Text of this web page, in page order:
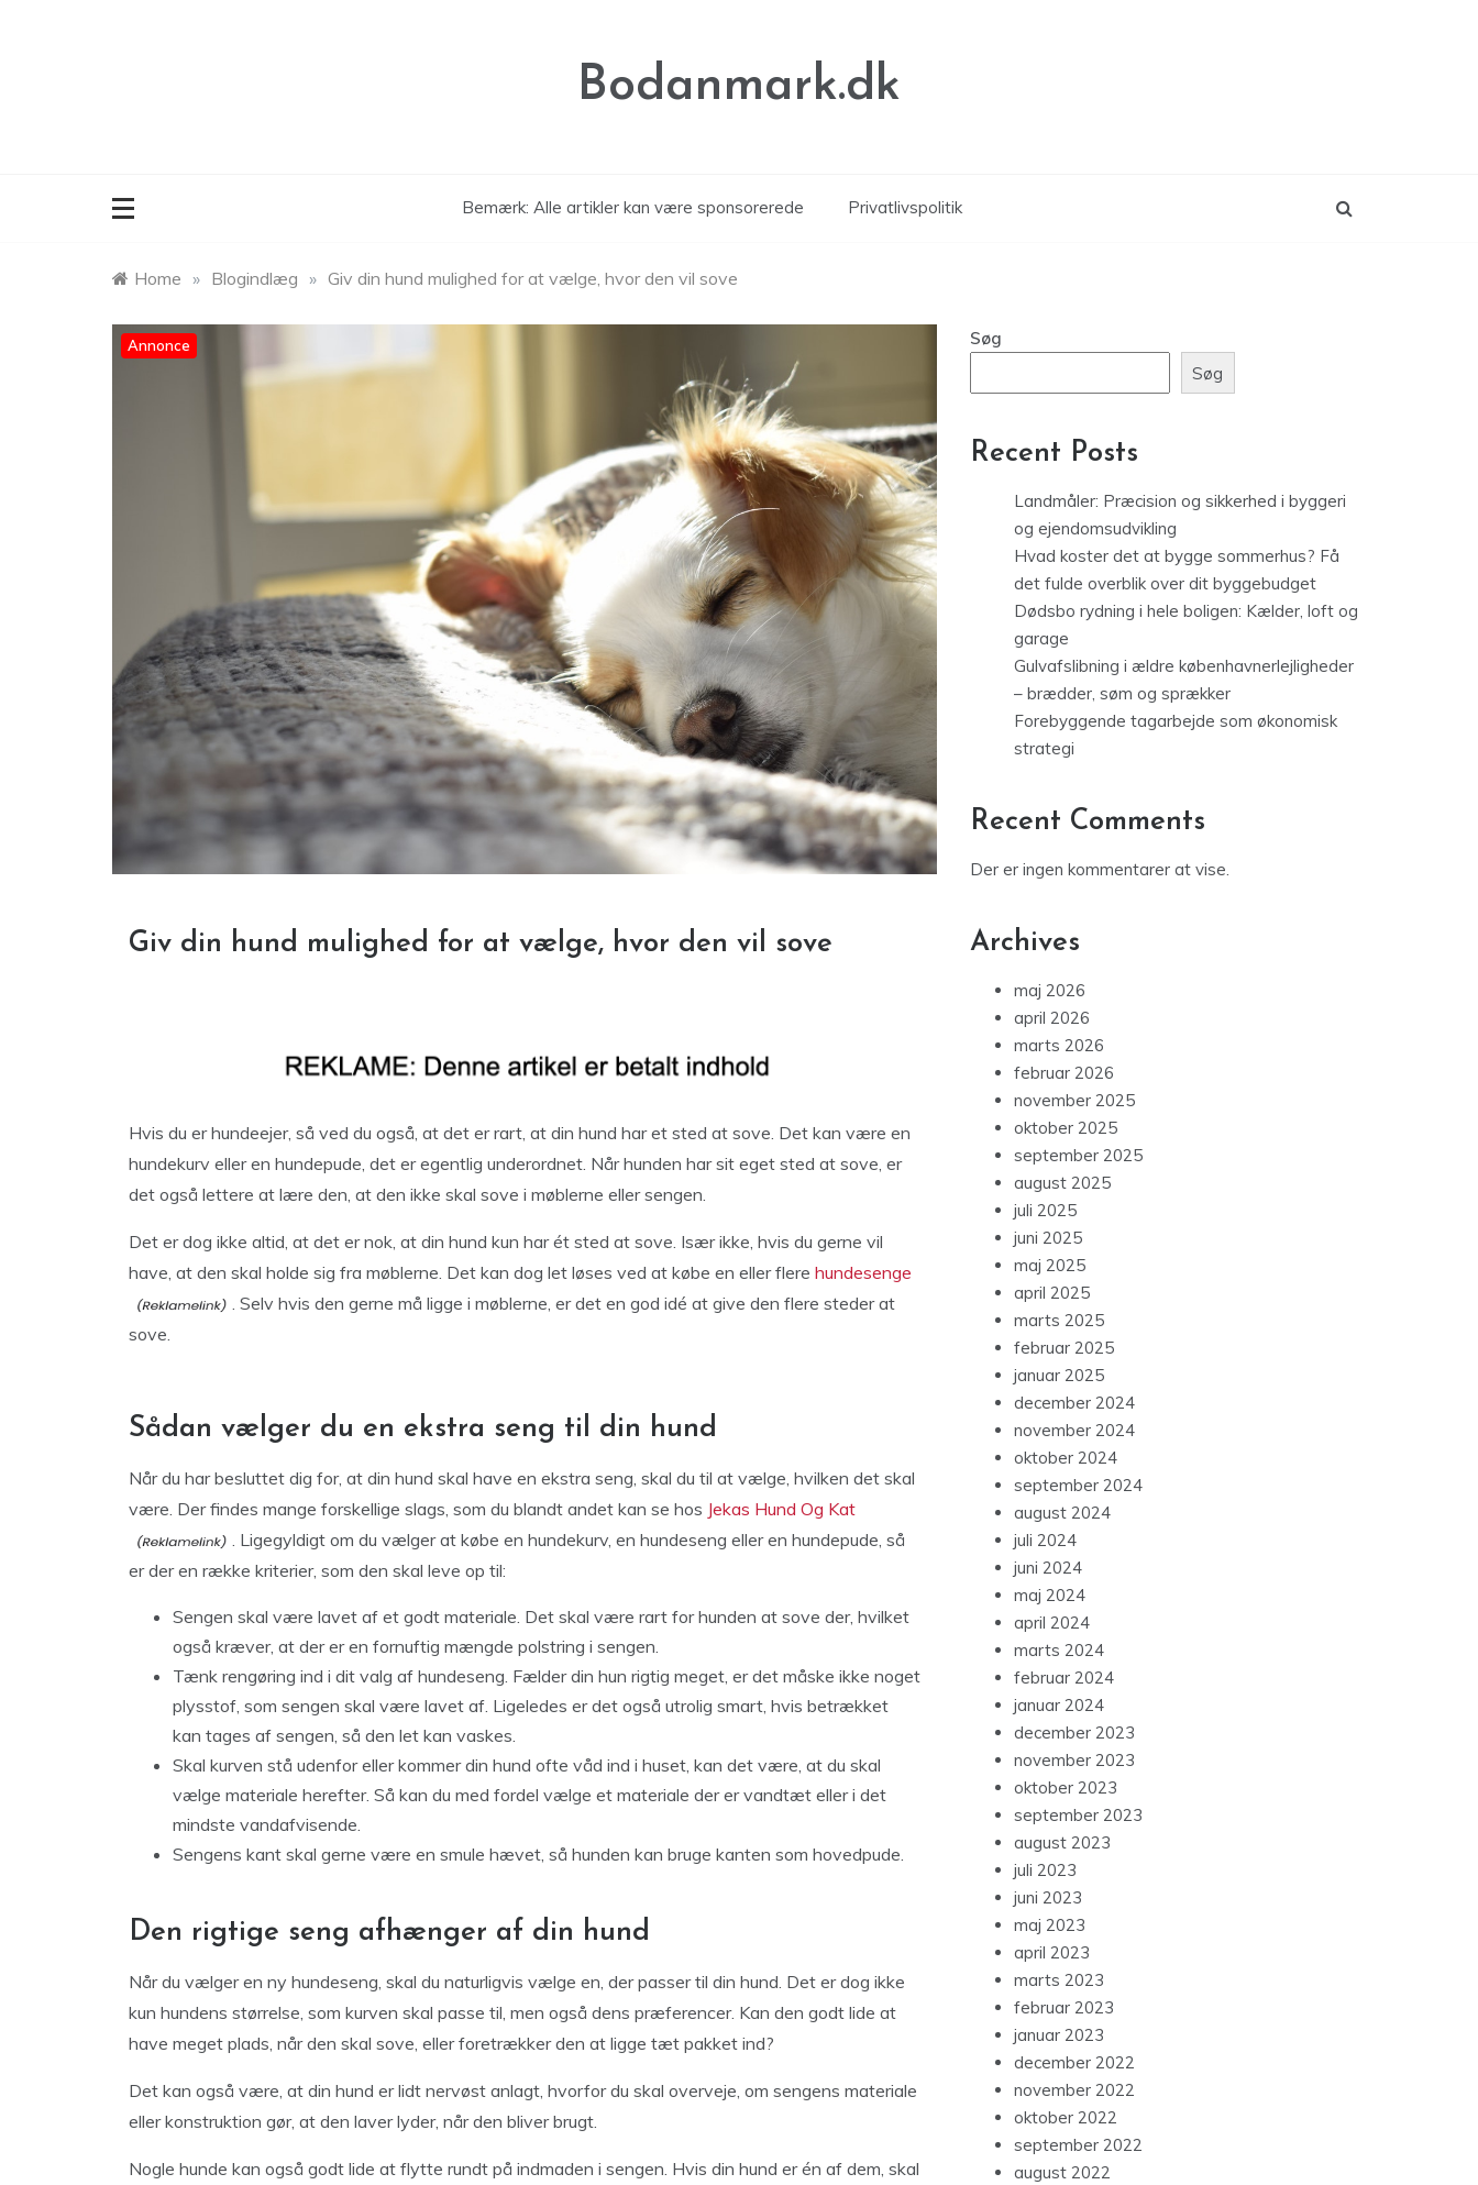
Bodanmark.dk
Bemærk: Alle artikler kan være sponsorerede Privatlivspolitik
Home » Blogindlæg » Giv din hund mulighed for at vælge, hvor den vil sove
Annonce
Giv din hund mulighed for at vælge, hvor den vil sove
Hvis du er hundeejer, så ved du også, at det er rart, at din hund har et sted at sove. Det kan være en
hundekurv eller en hundepude, det er egentlig underordnet. Når hunden har sit eget sted at sove, er
det også lettere at lære den, at den ikke skal sove i møblerne eller sengen.
Det er dog ikke altid, at det er nok, at din hund kun har ét sted at sove. Især ikke, hvis du gerne vil
have, at den skal holde sig fra møblerne. Det kan dog let løses ved at købe en eller flere hundesenge
. Selv hvis den gerne må ligge i møblerne, er det en god idé at give den flere steder at
sove.
Sådan vælger du en ekstra seng til din hund
Når du har besluttet dig for, at din hund skal have en ekstra seng, skal du til at vælge, hvilken det skal
være. Der findes mange forskellige slags, som du blandt andet kan se hos Jekas Hund Og Kat
. Ligegyldigt om du vælger at købe en hundekurv, en hundeseng eller en hundepude, så
er der en række kriterier, som den skal leve op til:
Sengen skal være lavet af et godt materiale. Det skal være rart for hunden at sove der, hvilket
også kræver, at der er en fornuftig mængde polstring i sengen.
Tænk rengøring ind i dit valg af hundeseng. Fælder din hun rigtig meget, er det måske ikke noget
plysstof, som sengen skal være lavet af. Ligeledes er det også utrolig smart, hvis betrækket
kan tages af sengen, så den let kan vaskes.
Skal kurven stå udenfor eller kommer din hund ofte våd ind i huset, kan det være, at du skal
vælge materiale herefter. Så kan du med fordel vælge et materiale der er vandtæt eller i det
mindste vandafvisende.
Sengens kant skal gerne være en smule hævet, så hunden kan bruge kanten som hovedpude.
Den rigtige seng afhænger af din hund
Når du vælger en ny hundeseng, skal du naturligvis vælge en, der passer til din hund. Det er dog ikke
kun hundens størrelse, som kurven skal passe til, men også dens præferencer. Kan den godt lide at
have meget plads, når den skal sove, eller foretrækker den at ligge tæt pakket ind?
Det kan også være, at din hund er lidt nervøst anlagt, hvorfor du skal overveje, om sengens materiale
eller konstruktion gør, at den laver lyder, når den bliver brugt.
Nogle hunde kan også godt lide at flytte rundt på indmaden i sengen. Hvis din hund er én af dem, skal
Søg
Søg
Recent Posts
Landmåler: Præcision og sikkerhed i byggeri
og ejendomsudvikling
Hvad koster det at bygge sommerhus? Få
det fulde overblik over dit byggebudget
Dødsbo rydning i hele boligen: Kælder, loft og
garage
Gulvafslibning i ældre københavnerlejligheder
– brædder, søm og sprækker
Forebyggende tagarbejde som økonomisk
strategi
Recent Comments
Der er ingen kommentarer at vise.
Archives
maj 2026
april 2026
marts 2026
februar 2026
november 2025
oktober 2025
september 2025
august 2025
juli 2025
juni 2025
maj 2025
april 2025
marts 2025
februar 2025
januar 2025
december 2024
november 2024
oktober 2024
september 2024
august 2024
juli 2024
juni 2024
maj 2024
april 2024
marts 2024
februar 2024
januar 2024
december 2023
november 2023
oktober 2023
september 2023
august 2023
juli 2023
juni 2023
maj 2023
april 2023
marts 2023
februar 2023
januar 2023
december 2022
november 2022
oktober 2022
september 2022
august 2022